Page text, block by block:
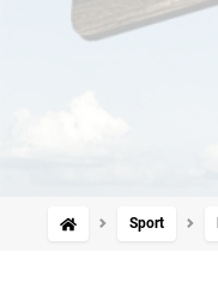
Sport